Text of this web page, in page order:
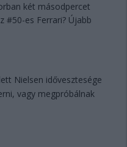
két másodpercet
#50-es Ferrari? Újabb
Nielsen idővesztesége
vagy megpróbálnak